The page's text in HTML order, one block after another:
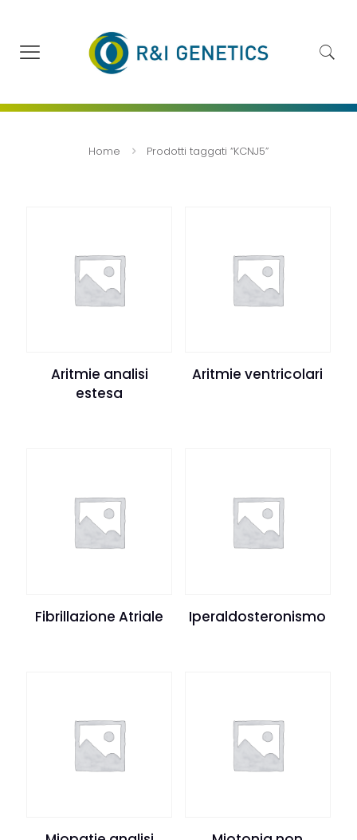
Home Prodotti taggati “KCNJ5”
Aritmie analisi
estesa
Aritmie ventricolari
Fibrillazione Atriale Iperaldosteronismo